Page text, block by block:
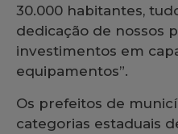
30.000 habitantes,
dedicação de nossos
investimentos em
equipamentos”.
Os prefeitos de
categorias estaduais